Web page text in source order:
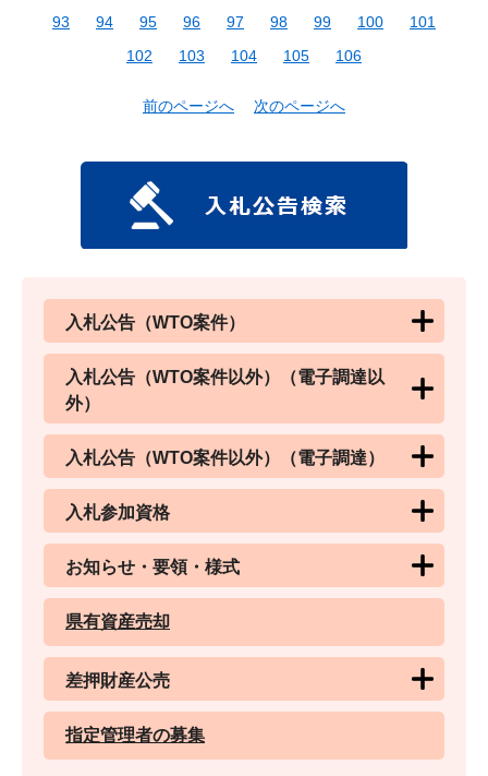
93
94 95 96 97 98 99 100
101
102
103 104 105 106
前のページへ 次のページへ
入札公告（WTO案件）
入札公告（WTO案件以外）（電子調達以
外）
入札公告（WTO案件以外）（電子調達）
入札参加資格
お知らせ・要領・様式
県有資産売却
差押財産公売
指定管理者の募集